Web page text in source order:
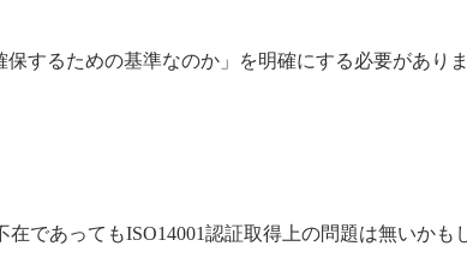
するための基準なのか」を明確にする必要がありま
であってもISO14001認証取得上の問題は無いかも